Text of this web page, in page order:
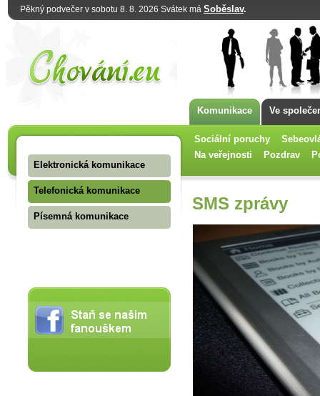
Pěkný podvečer v sobotu 8. 8. 2026 Svátek má Soběslav.
Komunikace Ve
Sociální poruchy
Na veřejnosti
Pozdrav
Elektronická komunikace
Telefonická komunikace
Písemná komunikace
SMS zprávy